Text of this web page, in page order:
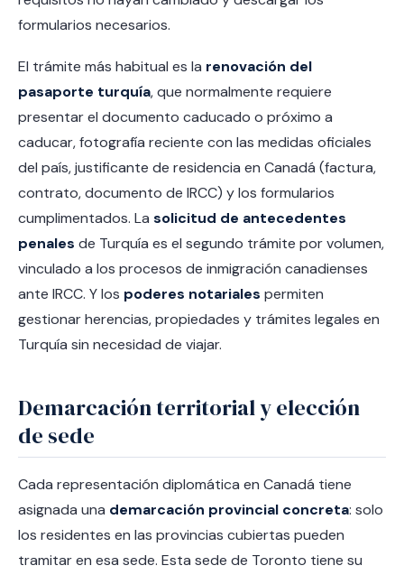
formularios necesarios.
El trámite más habitual es la renovación del
pasaporte turquía, que normalmente requiere
presentar el documento caducado o próximo a
caducar, fotografía reciente con las medidas oficiales
del país, justificante de residencia en Canadá (factura,
contrato, documento de IRCC) y los formularios
cumplimentados. La solicitud de antecedentes
penales de Turquía es el segundo trámite por volumen,
vinculado a los procesos de inmigración canadienses
ante IRCC. Y los poderes notariales permiten
gestionar herencias, propiedades y trámites legales en
Turquía sin necesidad de viajar.
Demarcación territorial y elección
de sede
Cada representación diplomática en Canadá tiene
asignada una demarcación provincial concreta: solo
los residentes en las provincias cubiertas pueden
tramitar en esa sede. Esta sede de Toronto tiene su